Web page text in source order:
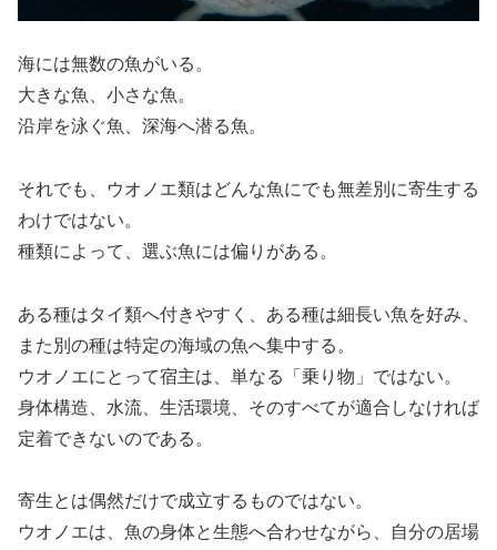
海には無数の魚がいる。
大きな魚、小さな魚。
沿岸を泳ぐ魚、深海へ潜る魚。
それでも、ウオノエ類はどんな魚にでも無差別に寄生する
わけではない。
種類によって、選ぶ魚には偏りがある。
ある種はタイ類へ付きやすく、ある種は細長い魚を好み、
また別の種は特定の海域の魚へ集中する。
ウオノエにとって宿主は、単なる「乗り物」ではない。
身体構造、水流、生活環境、そのすべてが適合しなければ
定着できないのである。
寄生とは偶然だけで成立するものではない。
ウオノエは、魚の身体と生態へ合わせながら、自分の居場